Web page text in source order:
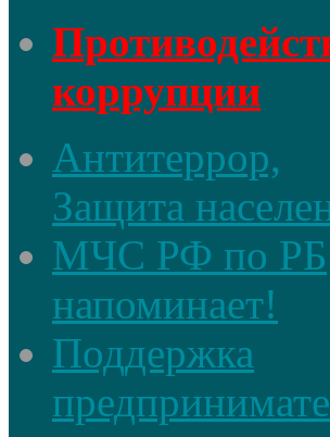
коррупции
Антитеррор,
Защита
МЧС РФ по РБ
напоминает!
Поддержка